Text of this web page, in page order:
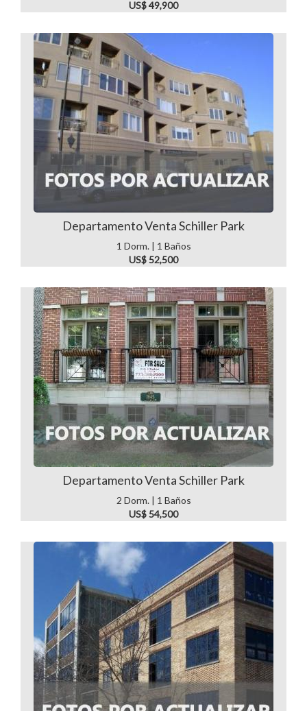
US$ 49,900
Departamento Venta Schiller Park
1 Dorm. | 1 Baños
US$ 52,500
Departamento Venta Schiller Park
2 Dorm. | 1 Baños
US$ 54,500